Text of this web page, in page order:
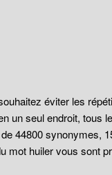
éviter les
un seul endroit, tous
44800 synonymes,
mot huiler vous sont